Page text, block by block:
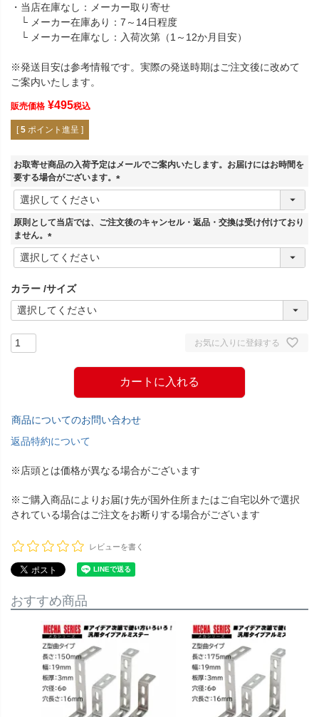
・当店在庫なし：メーカー取り寄せ
└ メーカー在庫あり：7～14日程度
└ メーカー在庫なし：入荷次第（1～12か月目安）
※発送目安は参考情報です。実際の発送時期はご注文後に改めて
ご案内いたします。
販売価格 ¥495税込
[ 5 ポイント進呈 ]
お取寄せ商品の入荷予定はメールでご案内いたします。お届けにはお時間を
要する場合がございます。
(
須
原則として当店では、ご注文後のキャンセル・返品・交換は受け付けており
ません。
(
必
)
カラー サイズ
お気に入りに登録する
カートに入れる
商品についてのお問い合わせ
返品特約について
※店頭とは価格が異なる場合がございます
※ご購入商品によりお届け先が国外住所またはご自宅以外で選択
されている場合はご注文をお断りする場合がございます
レビューを書く
おすすめ商品